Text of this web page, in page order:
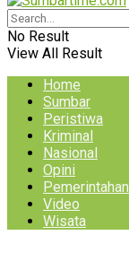
No Result
View All Result
Home
Sumbar
Peristiwa
Kriminal
Nasional
Opini
Pemerintahan
Video
Wisata